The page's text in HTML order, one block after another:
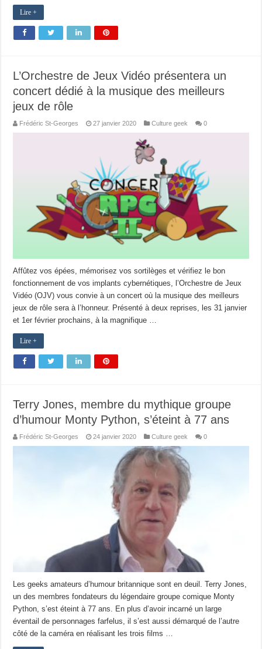
Lire +
L’Orchestre de Jeux Vidéo présentera un
concert dédié à la musique des meilleurs
jeux de rôle
Frédéric St-Georges 27 janvier 2020 Culture geek 0
Affûtez vos épées, mémorisez vos sortilèges et vérifiez le bon
fonctionnement de vos implants cybernétiques, l’Orchestre de Jeux
Vidéo (OJV) vous convie à un concert où la musique des meilleurs
jeux de rôle sera à l’honneur. Présenté à deux reprises, les 31 janvier
et 1er février prochains, à la magnifique …
Lire +
Terry Jones, membre du mythique groupe
d’humour Monty Python, s’éteint à 77 ans
Frédéric St-Georges 24 janvier 2020 Culture geek 0
Les geeks amateurs d’humour britannique sont en deuil. Terry Jones,
un des membres fondateurs du légendaire groupe comique Monty
Python, s’est éteint à 77 ans. En plus d’avoir incarné un large
éventail de personnages farfelus, il s’est aussi démarqué de l’autre
côté de la caméra en réalisant les trois films …